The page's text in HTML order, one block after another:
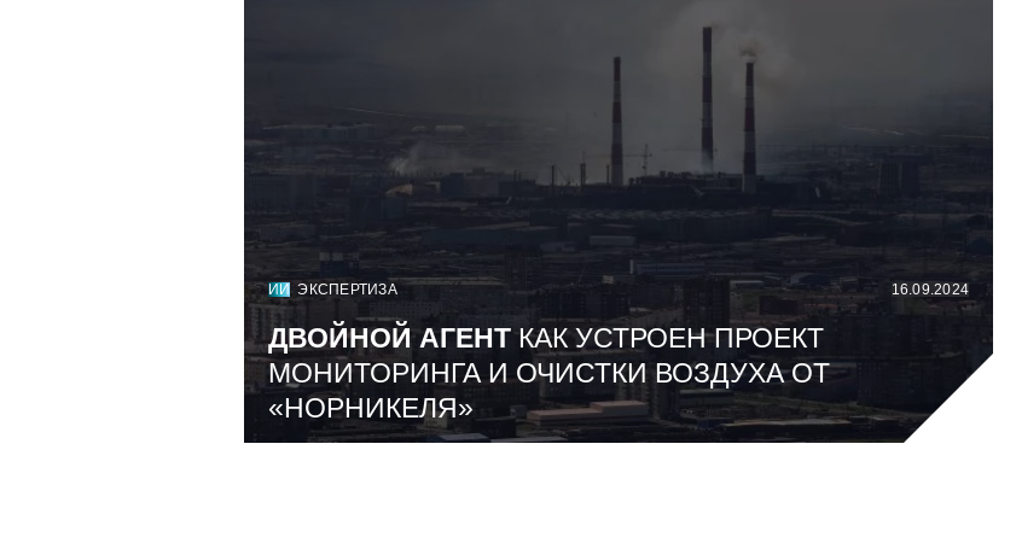
ИИ ЭКСПЕРТИЗА 16.09.2024
ДВОЙНОЙ АГЕНТКАК УСТРОЕН ПРОЕКТ
МОНИТОРИНГА И ОЧИСТКИ ВОЗДУХА ОТ
«НОРНИКЕЛЯ»